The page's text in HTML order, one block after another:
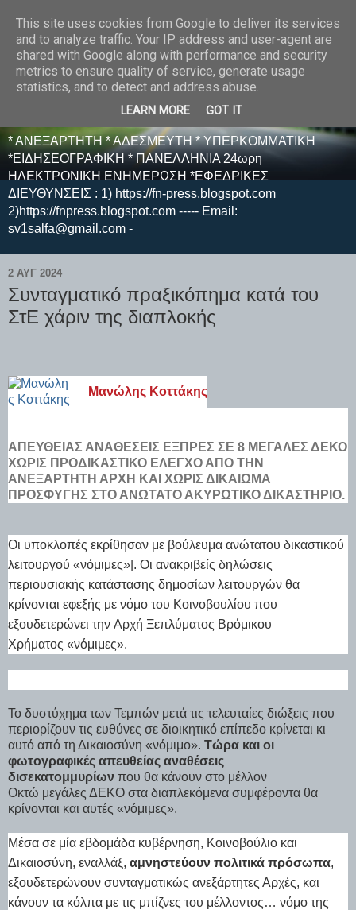
E F E N P R E S S -
ΗΛΕΚΤΡΟΝΙΚΗ
ΕΦΗΜΕΡΙΔΑ
* ΑΝΕΞΑΡΤΗΤΗ * ΑΔΕΣΜΕΥΤΗ * ΥΠΕΡΚΟΜΜΑΤΙΚΗ
*ΕΙΔΗΣΕΟΓΡΑΦΙΚΗ * ΠΑΝΕΛΛΗΝΙΑ 24ωρη
ΗΛΕΚΤΡΟΝΙΚΗ ΕΝΗΜΕΡΩΣΗ *ΕΦΕΔΡΙΚΕΣ
ΔΙΕΥΘΥΝΣΕΙΣ : 1) https://fn-press.blogspot.com
2)https://fnpress.blogspot.com ----- Email:
sv1salfa@gmail.com -
2 ΑΥΓ 2024
Συνταγματικό πραξικόπημα κατά του
ΣτΕ χάριν της διαπλοκής
Μανώλης Κοττάκης
ΑΠΕΥΘΕΊΑΣ ΑΝΑΘΈΣΕΙΣ ΕΞΠΡΈΣ ΣΕ 8 ΜΕΓΆΛΕΣ ΔΕΚΟ
ΧΩΡΊΣ ΠΡΟΔΙΚΑΣΤΙΚΌ ΈΛΕΓΧΟ ΑΠΌ ΤΗΝ
ΑΝΕΞΆΡΤΗΤΗ ΑΡΧΉ ΚΑΙ ΧΩΡΊΣ ΔΙΚΑΊΩΜΑ
ΠΡΟΣΦΥΓΉΣ ΣΤΟ ΑΝΏΤΑΤΟ ΑΚΥΡΩΤΙΚΌ ΔΙΚΑΣΤΉΡΙΟ.
Οι υποκλοπές εκρίθησαν με βούλευμα ανώτατου δικαστικού
λειτουργού «νόμιμες»|. Οι ανακριβείς δηλώσεις
περιουσιακής κατάστασης δημοσίων λειτουργών θα
κρίνονται εφεξής με νόμο του Κοινοβουλίου που
εξουδετερώνει την Αρχή Ξεπλύματος Βρόμικου
Χρήματος «νόμιμες».
Το δυστύχημα των Τεμπών μετά τις τελευταίες διώξεις που
περιορίζουν τις ευθύνες σε διοικητικό επίπεδο κρίνεται κι
αυτό από τη Δικαιοσύνη «νόμιμο». Τώρα και οι
φωτογραφικές απευθείας αναθέσεις
δισεκατομμυρίων που θα κάνουν στο μέλλον
Οκτώ μεγάλες ΔΕΚΟ στα διαπλεκόμενα συμφέροντα θα
κρίνονται και αυτές «νόμιμες».
Μέσα σε μία εβδομάδα κυβέρνηση, Κοινοβούλιο και
Δικαιοσύνη, εναλλάξ, αμνηστεύουν πολιτικά πρόσωπα,
εξουδετερώνουν συνταγματικώς ανεξάρτητες Αρχές, και
κάνουν τα κόλπα με τις μπίζνες του μέλλοντος… νόμο της
This site uses cookies from Google to deliver its services
and to analyze traffic. Your IP address and user-agent are
shared with Google along with performance and security
metrics to ensure quality of service, generate usage
statistics, and to detect and address abuse.
LEARN MORE GOT IT